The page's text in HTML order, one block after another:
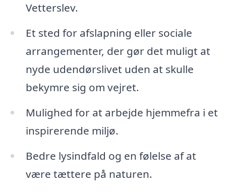
Vetterslev.
Et sted for afslapning eller sociale
arrangementer, der gør det muligt at
nyde udendørslivet uden at skulle
bekymre sig om vejret.
Mulighed for at arbejde hjemmefra i et
inspirerende miljø.
Bedre lysindfald og en følelse af at
være tættere på naturen.